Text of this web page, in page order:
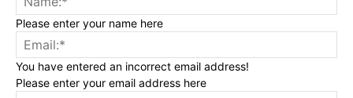
Please enter your name here
You have entered an incorrect email address!
Please enter your email address here